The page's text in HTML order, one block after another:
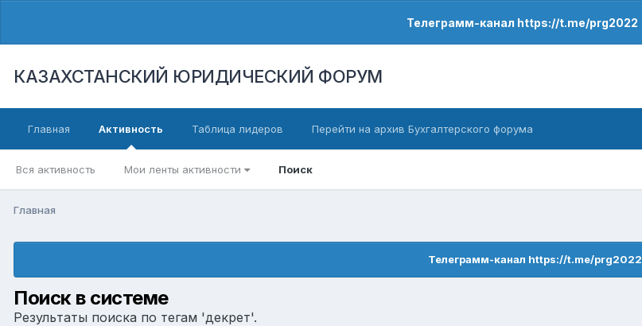
Телеграмм-канал https://t.me/prg2022
КАЗАХСТАНСКИЙ ЮРИДИЧЕСКИЙ ФОРУМ
Главная Активность
Вся активность Мои ленты активности Поиск
Таблица лидеров Перейти на архив Бухгалтерского форума
Главная
Телеграмм-канал https://t.me/prg2022
Поиск в системе
Результаты поиска по тегам 'декрет'.